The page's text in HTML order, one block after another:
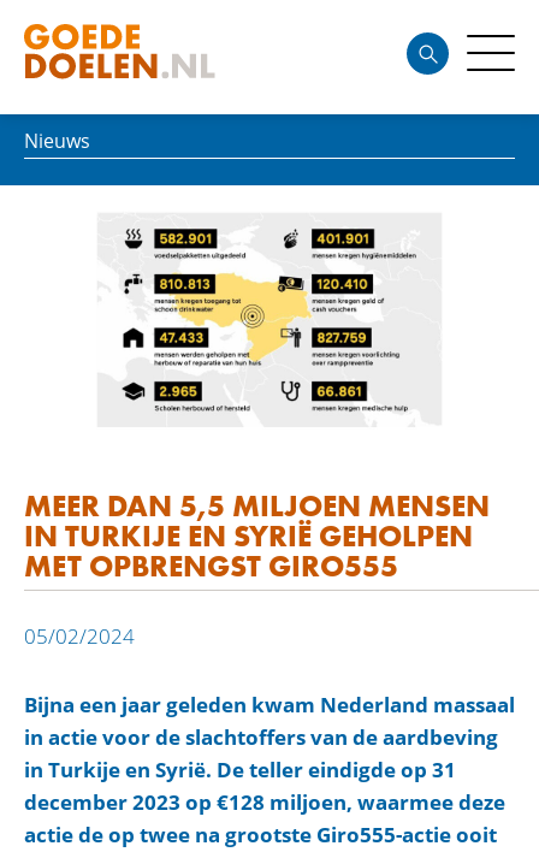
Nieuws
MEER DAN 5,5 MILJOEN MENSEN
IN TURKIJE EN SYRIË GEHOLPEN
MET OPBRENGST GIRO555
05/02/2024
Bijna een jaar geleden kwam Nederland massaal
in actie voor de slachtoffers van de aardbeving
in Turkije en Syrië. De teller eindigde op 31
december 2023 op €128 miljoen, waarmee deze
actie de op twee na grootste Giro555-actie ooit